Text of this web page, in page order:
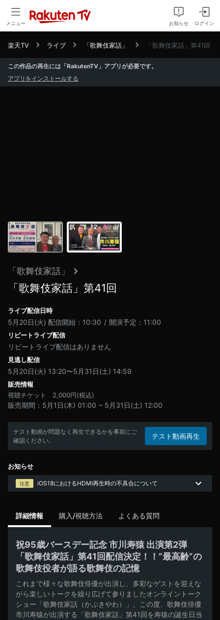
メニュー お知らせ ログイン
楽天TV ライブ 「歌舞伎家話」 「歌舞伎家話」第41回
この作品の再生には「RakutenTV」アプリが必要です。
アプリをインストールする
「歌舞伎家話」
「歌舞伎家話」第41回
ライブ配信日時
5月20日(火) 配信開始：10:30 開演予定：11:00
リピートライブ配信
リピートライブ配信はありません
見逃し配信
5月20日(火) 13:20〜5月31日(土) 14:59
販売情報
視聴チケット
2,000円(税込)
販売期間 5月1日(木) 01:00 ~ 5月31日(土) 12:00
テスト動画が問題なく再生できるかを事前にご
確認ください。
テスト動画再生
お知らせ
注意 iOS18におけるHDMI再生時の不具合について
詳細情報 購入/視聴方法 よくある質問
祝95歳バースデー記念 市川寿猿 出演第2弾
「歌舞伎家話」第41回配信決定！！”最高齢”の
歌舞伎役者が語る歌舞伎の記憶
これまで様々な歌舞伎俳優が出演し、多彩なゲストを迎えな
がら楽しいトークを繰り広げて参りましたオンライントーク
ショー「歌舞伎家話（かぶきやわ）」。この度、歌舞伎俳優
市川寿猿が出演する「歌舞伎家話」第41回を寿猿の誕生日当